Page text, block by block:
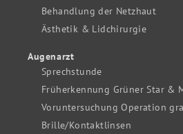
Behandlung der Netzhaut
Ästhetik & Lidchirurgie
Augenarzt
Sprechstunde
Früherkennung Grüner Star &
Voruntersuchung Operation
Brille/Kontaktlinsen